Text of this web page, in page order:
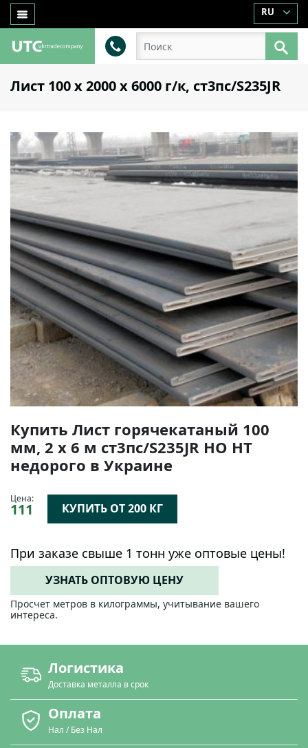
RU
Лист 100 х 2000 х 6000 г/к, ст3пс/S235JR
Купить Лист горячекатаный 100
мм, 2 х 6 м ст3пс/S235JR НО НТ
недорого в Украине
Цена:
111 КУПИТЬ ОТ 200 КГ
При заказе свыше 1 тонн уже оптовые цены!
УЗНАТЬ ОПТОВУЮ ЦЕНУ
Просчет метров в килограммы, учитывание вашего
интереса.
Логистика
Доставка металла в срок
Оплата
Нал / Без Нал